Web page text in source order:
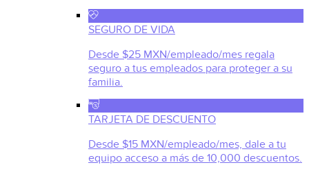
SEGURO DE VIDA
Desde $25 MXN/empleado/mes regala
seguro a tus empleados para proteger a su
familia.
TARJETA DE DESCUENTO
Desde $15 MXN/empleado/mes, dale a tu
equipo acceso a más de 10,000 descuentos.